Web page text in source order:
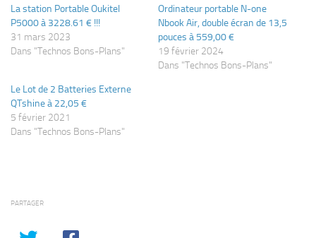
La station Portable Oukitel
P5000 à 3228.61 € !!!
31 mars 2023
Dans "Technos Bons-Plans"
Ordinateur portable N-one
Nbook Air, double écran de 13,5
pouces à 559,00 €
19 février 2024
Dans "Technos Bons-Plans"
Le Lot de 2 Batteries Externe
QTshine à 22,05 €
5 février 2021
Dans "Technos Bons-Plans"
PARTAGER